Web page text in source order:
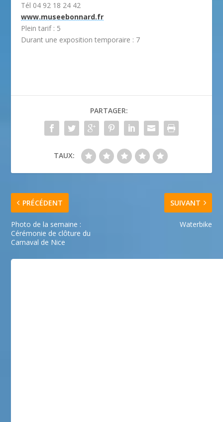
Tél 04 92 18 24 42
www.museebonnard.fr
Plein tarif : 5
Durant une exposition temporaire : 7
PARTAGER:
TAUX:
PRÉCÉDENT
Photo de la semaine :
Cérémonie de clôture du
Carnaval de Nice
SUIVANT
Waterbike